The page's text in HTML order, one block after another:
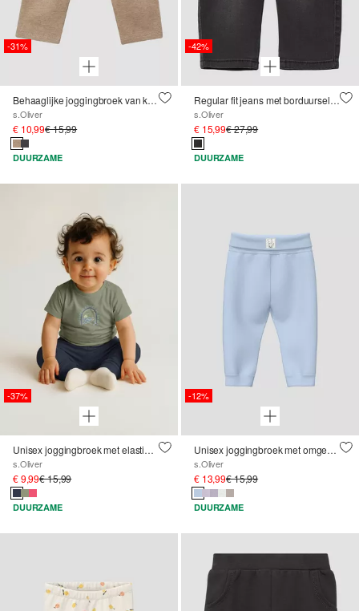
-31%
Behaaglijke joggingbroek van katoenen sweatstof
s.Oliver
€ 10,99€ 15,99
DUURZAME
-42%
Regular fit jeans met borduursel / zachte &amp; warme binnenkant
s.Oliver
€ 15,99€ 27,99
DUURZAME
-37%
Unisex joggingbroek met elastische tailleband
s.Oliver
€ 9,99€ 15,99
DUURZAME
-12%
Unisex joggingbroek met omgeslagen tailleband
s.Oliver
€ 13,99€ 15,99
DUURZAME